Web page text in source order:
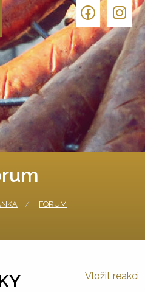
FÓRUM
Vložit reakci